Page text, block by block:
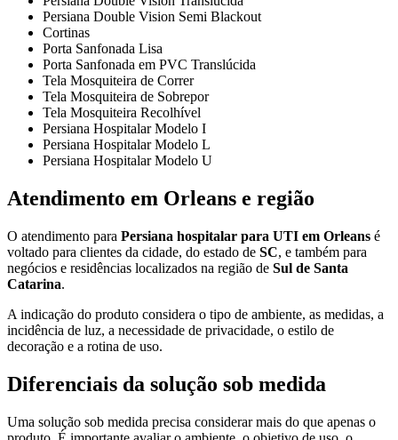
Persiana Double Vision Semi Blackout
Cortinas
Porta Sanfonada Lisa
Porta Sanfonada em PVC Translúcida
Tela Mosquiteira de Correr
Tela Mosquiteira de Sobrepor
Tela Mosquiteira Recolhível
Persiana Hospitalar Modelo I
Persiana Hospitalar Modelo L
Persiana Hospitalar Modelo U
Atendimento em Orleans e região
O atendimento para Persiana hospitalar para UTI em Orleans é
voltado para clientes da cidade, do estado de SC, e também para
negócios e residências localizados na região de Sul de Santa
Catarina.
A indicação do produto considera o tipo de ambiente, as medidas, a
incidência de luz, a necessidade de privacidade, o estilo de
decoração e a rotina de uso.
Diferenciais da solução sob medida
Uma solução sob medida precisa considerar mais do que apenas o